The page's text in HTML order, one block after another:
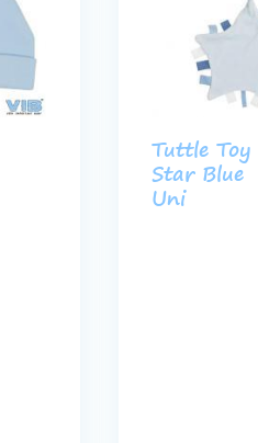
Tuttle Toy
Star Blue
Uni